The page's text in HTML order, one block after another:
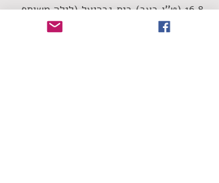
16.8 (ט''ו באב) בית גבריאל (לילה משותף
עם קרן פלס)